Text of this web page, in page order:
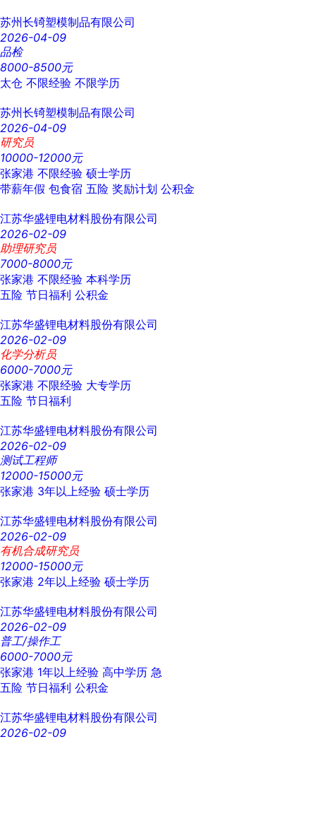
苏州长锜塑模制品有限公司
2026-04-09
品检
8000-8500元
太仓 不限经验 不限学历
苏州长锜塑模制品有限公司
2026-04-09
研究员
10000-12000元
张家港 不限经验 硕士学历
带薪年假 包食宿 五险 奖励计划 公积金
江苏华盛锂电材料股份有限公司
2026-02-09
助理研究员
7000-8000元
张家港 不限经验 本科学历
五险 节日福利 公积金
江苏华盛锂电材料股份有限公司
2026-02-09
化学分析员
6000-7000元
张家港 不限经验 大专学历
五险 节日福利
江苏华盛锂电材料股份有限公司
2026-02-09
测试工程师
12000-15000元
张家港 3年以上经验 硕士学历
江苏华盛锂电材料股份有限公司
2026-02-09
有机合成研究员
12000-15000元
张家港 2年以上经验 硕士学历
江苏华盛锂电材料股份有限公司
2026-02-09
普工/操作工
6000-7000元
张家港 1年以上经验 高中学历 急
五险 节日福利 公积金
江苏华盛锂电材料股份有限公司
2026-02-09